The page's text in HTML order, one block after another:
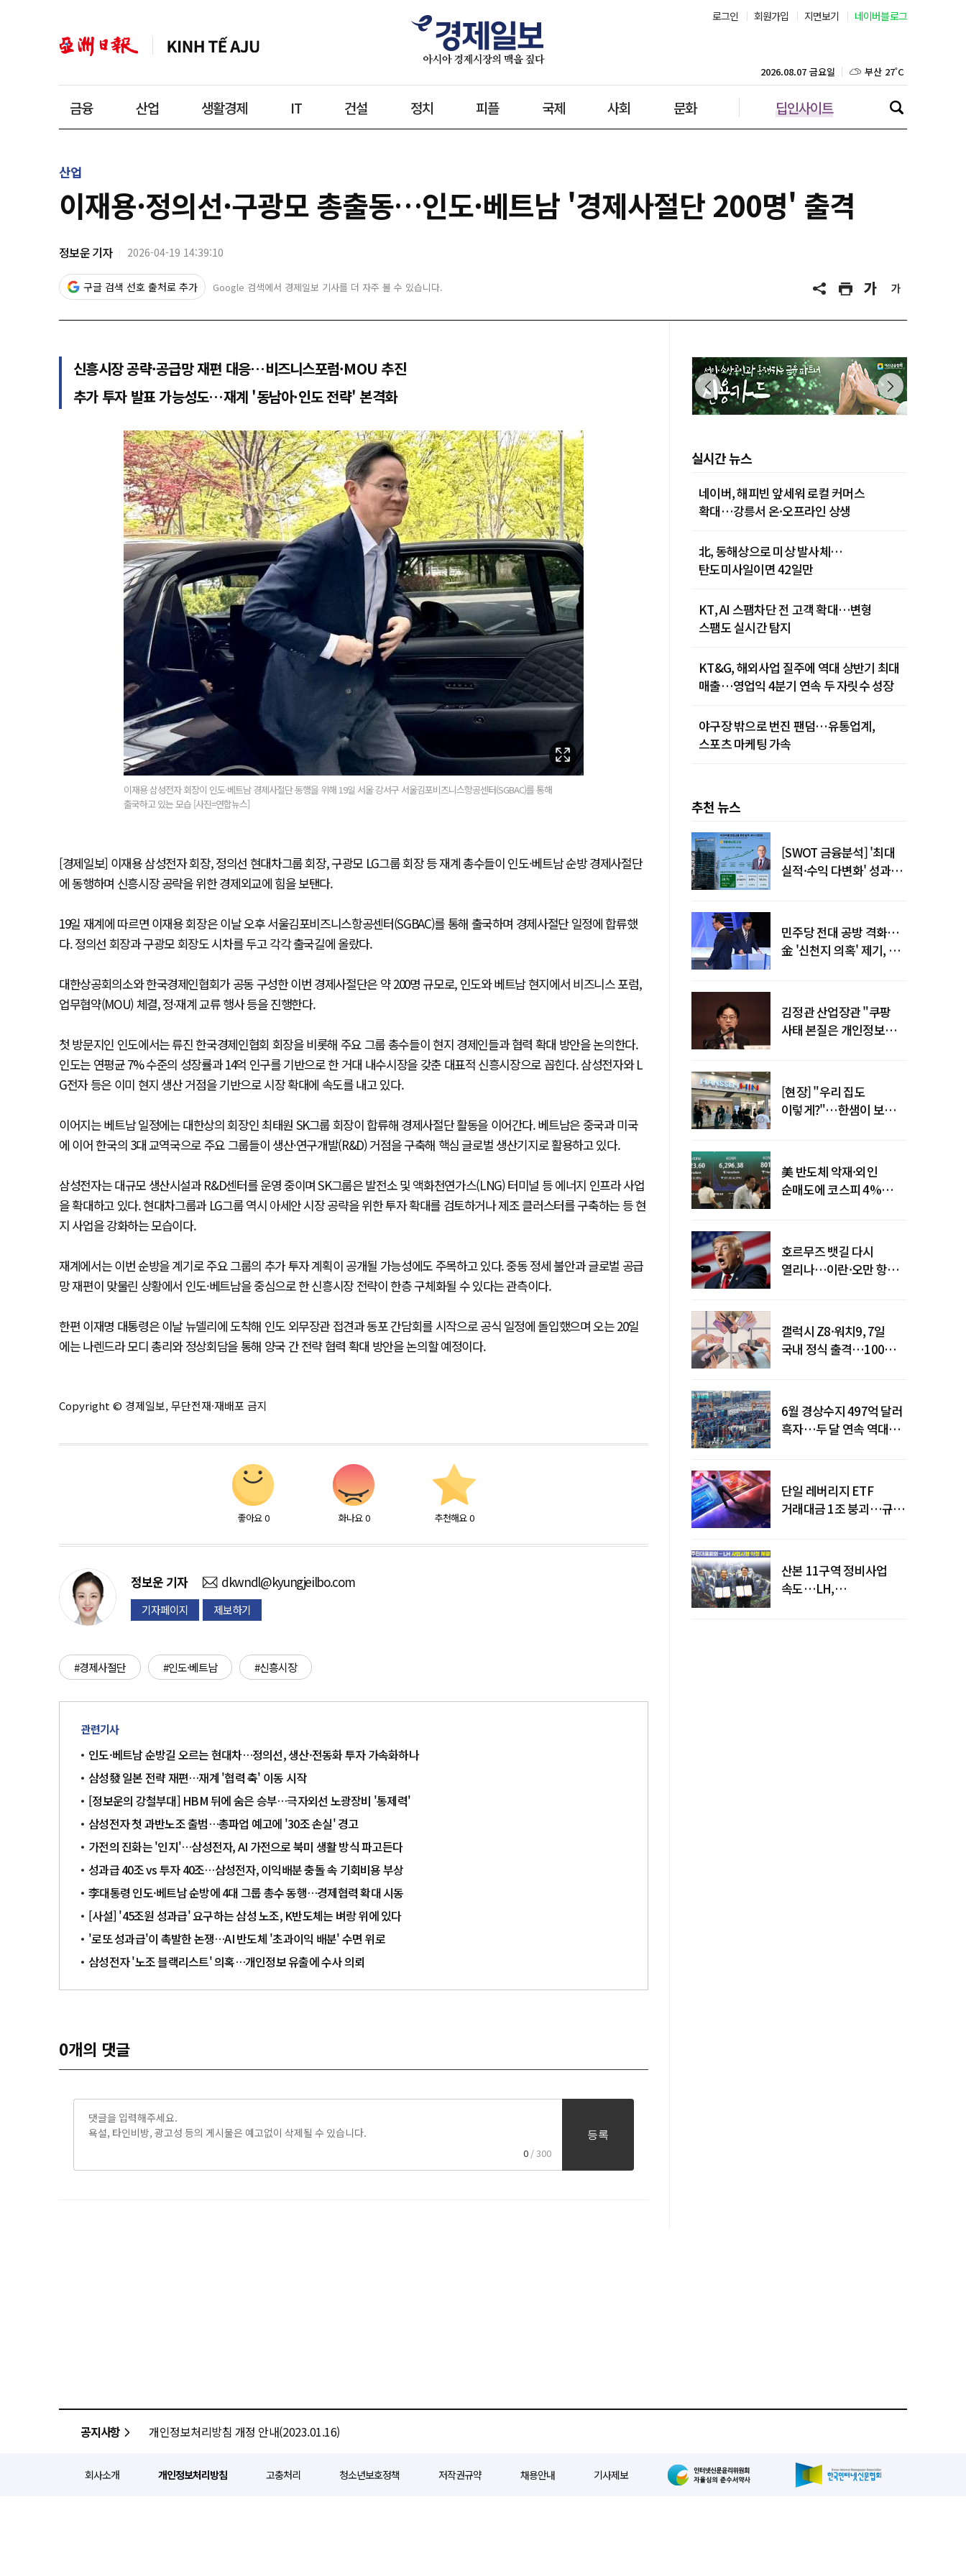
로그인 회원가입 지면보기 네이버블로그
금융 산업 생활경제 IT 건설 정치 피플 국제 사회 문화 딥인사이트
2026.08.07 금요일 부산 27˚C
대구 25˚C
강릉 26˚C
제주 28˚C
산업
이재용·정의선·구광모 총출동…인도·베트남 '경제사절단 200명' 출격
정보운 기자 2026-04-19 14:39:10
구글 검색 선호 출처로 추가 Google 검색에서 경제일보 기사를 더 자주 볼 수 있습니다.
신흥시장 공략·공급망 재편 대응…비즈니스포럼·MOU 추진
추가 투자 발표 가능성도…재계 '동남아·인도 전략' 본격화
이재용 삼성전자 회장이 인도·베트남 경제사절단 동행을 위해 19일 서울 강서구 서울김포비즈니스항공센터(SGBAC)를 통해
출국하고 있는 모습 [사진=연합뉴스]
[경제일보] 이재용 삼성전자 회장, 정의선 현대차그룹 회장, 구광모 LG그룹 회장 등 재계 총수들이 인도·베트남 순방 경제사절단
에 동행하며 신흥시장 공략을 위한 경제외교에 힘을 보탠다.
19일 재계에 따르면 이재용 회장은 이날 오후 서울김포비즈니스항공센터(SGBAC)를 통해 출국하며 경제사절단 일정에 합류했
다. 정의선 회장과 구광모 회장도 시차를 두고 각각 출국길에 올랐다.
대한상공회의소와 한국경제인협회가 공동 구성한 이번 경제사절단은 약 200명 규모로, 인도와 베트남 현지에서 비즈니스 포럼,
업무협약(MOU) 체결, 정·재계 교류 행사 등을 진행한다.
첫 방문지인 인도에서는 류진 한국경제인협회 회장을 비롯해 주요 그룹 총수들이 현지 경제인들과 협력 확대 방안을 논의한다.
인도는 연평균 7% 수준의 성장률과 14억 인구를 기반으로 한 거대 내수시장을 갖춘 대표적 신흥시장으로 꼽힌다. 삼성전자와 L
G전자 등은 이미 현지 생산 거점을 기반으로 시장 확대에 속도를 내고 있다.
이어지는 베트남 일정에는 대한상의 회장인 최태원 SK그룹 회장이 합류해 경제사절단 활동을 이어간다. 베트남은 중국과 미국
에 이어 한국의 3대 교역국으로 주요 그룹들이 생산·연구개발(R&D) 거점을 구축해 핵심 글로벌 생산기지로 활용하고 있다.
삼성전자는 대규모 생산시설과 R&D센터를 운영 중이며 SK그룹은 발전소 및 액화천연가스(LNG) 터미널 등 에너지 인프라 사업
을 확대하고 있다. 현대차그룹과 LG그룹 역시 아세안 시장 공략을 위한 투자 확대를 검토하거나 제조 클러스터를 구축하는 등 현
지 사업을 강화하는 모습이다.
재계에서는 이번 순방을 계기로 주요 그룹의 추가 투자 계획이 공개될 가능성에도 주목하고 있다. 중동 정세 불안과 글로벌 공급
망 재편이 맞물린 상황에서 인도·베트남을 중심으로 한 신흥시장 전략이 한층 구체화될 수 있다는 관측이다.
한편 이재명 대통령은 이날 뉴델리에 도착해 인도 외무장관 접견과 동포 간담회를 시작으로 공식 일정에 돌입했으며 오는 20일
에는 나렌드라 모디 총리와 정상회담을 통해 양국 간 전략 협력 확대 방안을 논의할 예정이다.
Copyright © 경제일보, 무단전재·재배포 금지
좋아요 0 화나요 0 추천해요 0
정보운 기자 dkwndl@kyungjeilbo.com
기자페이지 제보하기
#경제사절단 #인도·베트남 #신흥시장
관련기사
인도·베트남 순방길 오르는 현대차…정의선, 생산·전동화 투자 가속화하나
삼성發 일본 전략 재편…재계 '협력 축' 이동 시작
[정보운의 강철부대] HBM 뒤에 숨은 승부…극자외선 노광장비 '통제력'
삼성전자 첫 과반노조 출범…총파업 예고에 '30조 손실' 경고
가전의 진화는 '인지'…삼성전자, AI 가전으로 북미 생활 방식 파고든다
성과급 40조 vs 투자 40조…삼성전자, 이익배분 충돌 속 기회비용 부상
李대통령 인도·베트남 순방에 4대 그룹 총수 동행…경제협력 확대 시동
[사설] '45조원 성과급' 요구하는 삼성 노조, K반도체는 벼랑 위에 있다
'로또 성과급'이 촉발한 논쟁…AI 반도체 '초과이익 배분' 수면 위로
삼성전자 '노조 블랙리스트' 의혹…개인정보 유출에 수사 의뢰
0개의 댓글
0 / 300
등록
실시간 뉴스
네이버, 해피빈 앞세워 로컬 커머스
확대…강릉서 온·오프라인 상생
北, 동해상으로 미상 발사체…
탄도미사일이면 42일만
KT, AI 스팸차단 전 고객 확대…변형
스팸도 실시간 탐지
KT&G, 해외사업 질주에 역대 상반기 최대
매출…영업익 4분기 연속 두 자릿수 성장
야구장 밖으로 번진 팬덤…유통업계,
스포츠 마케팅 가속
추천 뉴스
[SWOT 금융분석] '최대
실적·수익 다변화' 성과…
민주당 전대 공방 격화…
金 '신천지 의혹' 제기, 鄭
김정관 산업장관 "쿠팡
사태 본질은 개인정보
[현장] "우리 집도
이렇게?"…한샘이 보여준
美 반도체 악재·외인
순매도에 코스피 4%
호르무즈 뱃길 다시
열리나…이란·오만 항로
갤럭시 Z8·워치9, 7일
국내 정식 출격…100개국
6월 경상수지 497억 달러
흑자…두 달 연속 역대
단일 레버리지 ETF
거래대금 1조 붕괴…규제
산본 11구역 정비사업
속도…LH,
공지사항 개인정보처리방침 개정 안내(2023.01.16)
회사소개 개인정보처리방침 고충처리 청소년보호정책 저작권규약 채용안내 기사제보